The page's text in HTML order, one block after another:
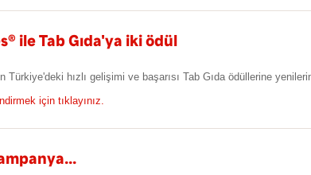
® ile Tab Gıda'ya iki ödül
Türkiye'deki hızlı gelişimi ve başarısı Tab Gıda ödüllerine
için tıklayınız.